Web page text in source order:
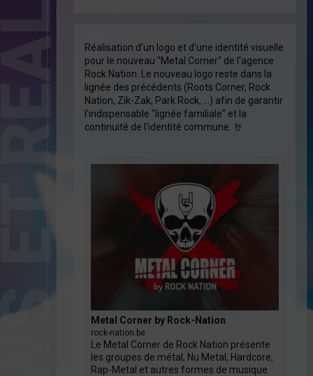
Réalisation d'un logo et d'une identité visuelle
pour le nouveau "Metal Corner" de l'agence
Rock Nation . Le nouveau logo reste dans la
lignée des précédents (Roots Corner, Rock
Nation, Zik-Zak, Park Rock, …) afin de garantir
l'indispensable "lignée familiale" et la
continuité de l'identité commune. 🤘
Metal Corner by Rock-Nation
rock-nation.be
Le Metal Corner de Rock Nation présente
les groupes de métal, Nu Metal, Hardcore,
Rap-Metal et autres formes de musique